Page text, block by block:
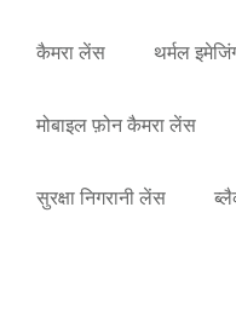
कैमरा लेंस थर्मल
मोबाइल फ़ोन कैमरा लेंस
सुरक्षा निगरानी लेंस